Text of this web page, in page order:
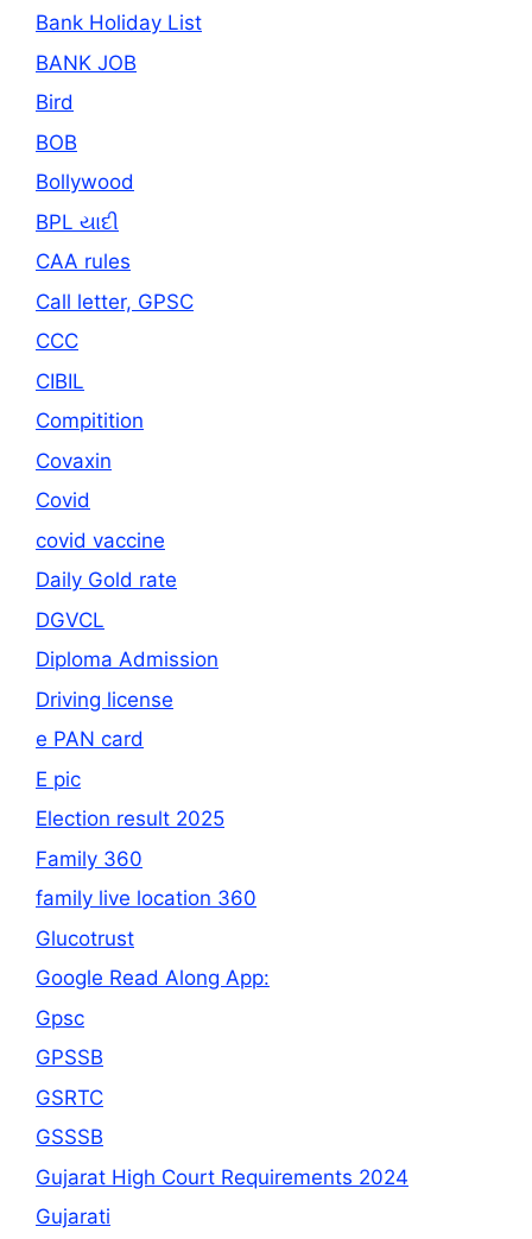
Bank Holiday List
BANK JOB
Bird
BOB
Bollywood
BPL યાદી
CAA rules
Call letter, GPSC
CCC
CIBIL
Compitition
Covaxin
Covid
covid vaccine
Daily Gold rate
DGVCL
Diploma Admission
Driving license
e PAN card
E pic
Election result 2025
Family 360
family live location 360
Glucotrust
Google Read Along App:
Gpsc
GPSSB
GSRTC
GSSSB
Gujarat High Court Requirements 2024
Gujarati